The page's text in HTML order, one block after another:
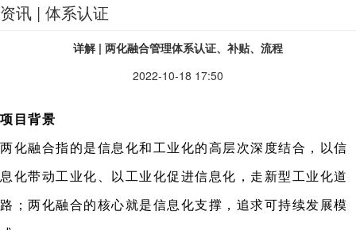
资讯 | 体系认证
详解 | 两化融合管理体系认证、补贴、流程
2022-10-18 17:50
项目背景
两化融合指的是信息化和工业化的高层次深度结合，以信
息化带动工业化、以工业化促进信息化，走新型工业化道
路；两化融合的核心就是信息化支撑，追求可持续发展模